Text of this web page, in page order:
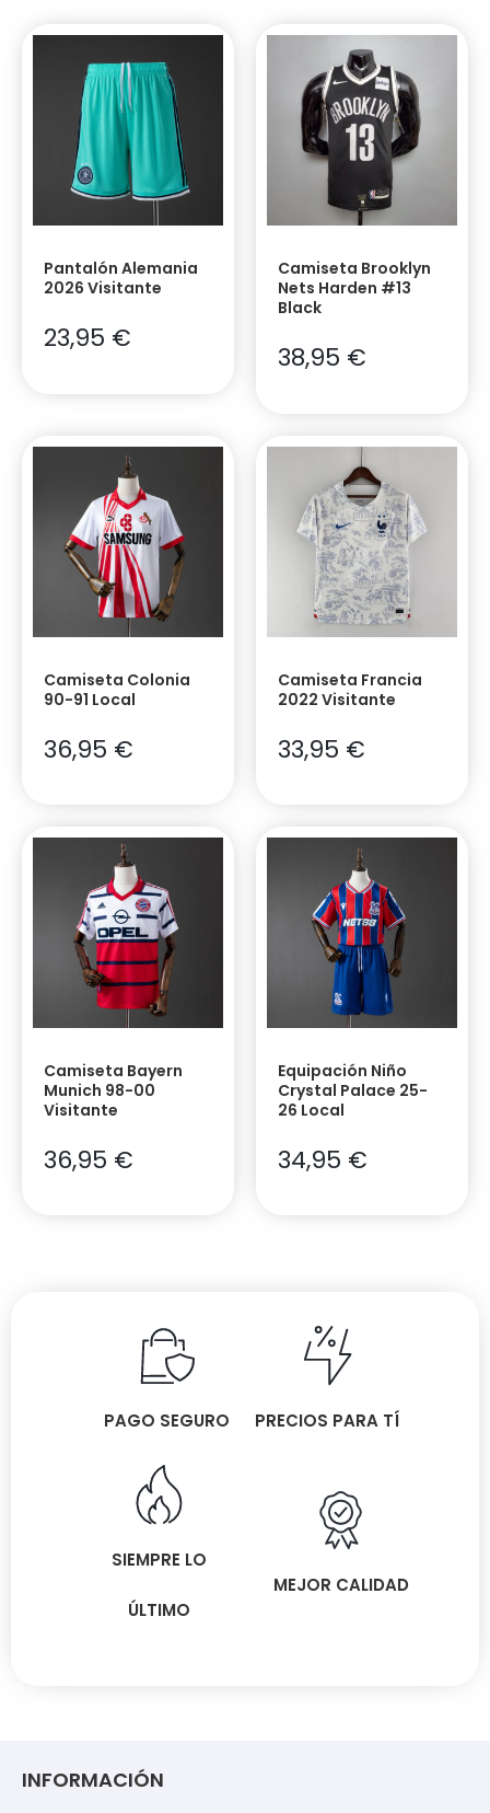
Pantalón Alemania
2026 Visitante
23,95 €
Camiseta Brooklyn
Nets Harden #13
Black
38,95 €
Camiseta Colonia
90-91 Local
36,95 €
Camiseta Francia
2022 Visitante
33,95 €
Camiseta Bayern
Munich 98-00
Visitante
36,95 €
Equipación Niño
Crystal Palace 25-
26 Local
34,95 €
PAGO SEGURO PRECIOS PARA TÍ
SIEMPRE LO
ÚLTIMO
MEJOR CALIDAD
INFORMACIÓN